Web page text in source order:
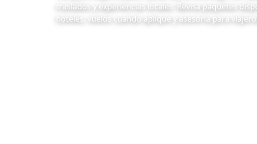
traslados y experiencias locales. Revisa paquetes
hoteles, vuelos cuando aplique y asesoría para